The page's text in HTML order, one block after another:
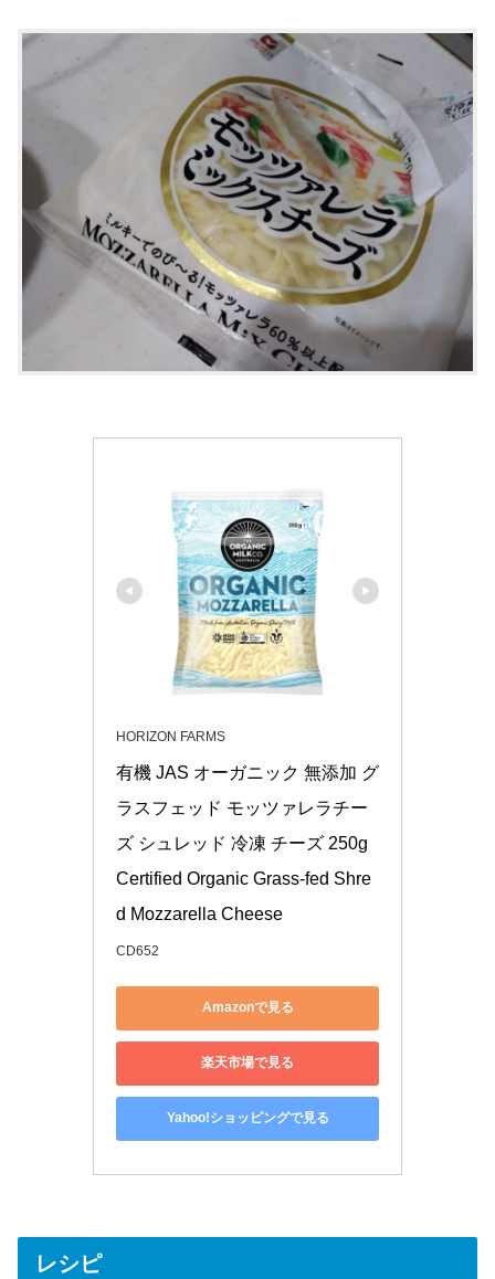
HORIZON FARMS
有機 JAS オーガニック 無添加 グ
ラスフェッド モッツァレラチー
ズ シュレッド 冷凍 チーズ 250g
Certified Organic Grass-fed Shre
d Mozzarella Cheese
CD652
Amazonで見る
楽天市場で見る
Yahoo!ショッピングで見る
レシピ